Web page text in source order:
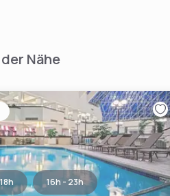
Nähe
16h - 23h